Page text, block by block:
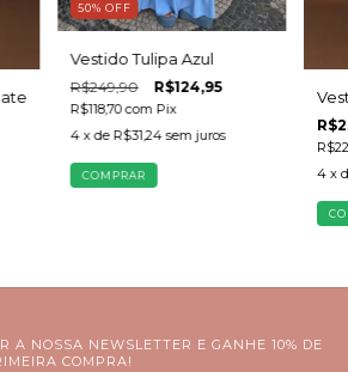
50% OFF
Vestido Tulipa Azul
R$249,90 R$124,95
R$118,70com Pix
4 x de R$31,24 sem juros
COMPRAR
4 x
A NOSSA NEWSLETTER E GANHE 10% DE
COMPRA!